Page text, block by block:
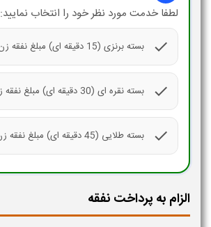
لطفا خدمت مورد نظر خود را انتخاب نمایید:
check بسته برنزی (15 دقیقه ای) مبلغ نفقه زن
check بسته نقره ای (30 دقیقه ای) مبلغ نفقه زن
check بسته طلایی (45 دقیقه ای) مبلغ نفقه زن
الزام به پرداخت نفقه